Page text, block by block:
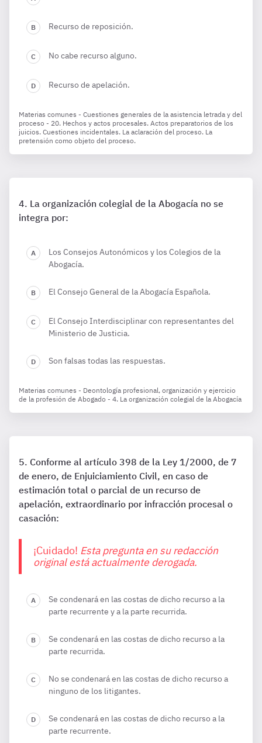
Recurso de reposición.
No cabe recurso alguno.
Recurso de apelación.
Materias comunes - Cuestiones generales de la asistencia letrada y del
proceso - 20. Hechos y actos procesales. Actos preparatorios de los
juicios. Cuestiones incidentales. La aclaración del proceso. La
pretensión como objeto del proceso.
La organización colegial de la Abogacía no se
integra por:
Los Consejos Autonómicos y los Colegios de la
Abogacía.
El Consejo General de la Abogacía Española.
El Consejo Interdisciplinar con representantes del
Ministerio de Justicia.
Son falsas todas las respuestas.
Materias comunes - Deontología profesional, organización y ejercicio
de la profesión de Abogado - 4. La organización colegial de la Abogacía
Conforme al artículo 398 de la Ley 1/2000, de 7
de enero, de Enjuiciamiento Civil, en caso de
estimación total o parcial de un recurso de
apelación, extraordinario por infracción procesal o
casación:
¡Cuidado! Esta pregunta en su redacción
original está actualmente derogada.
Se condenará en las costas de dicho recurso a la
parte recurrente y a la parte recurrida.
Se condenará en las costas de dicho recurso a la
parte recurrida.
No se condenará en las costas de dicho recurso a
ninguno de los litigantes.
Se condenará en las costas de dicho recurso a la
parte recurrente.